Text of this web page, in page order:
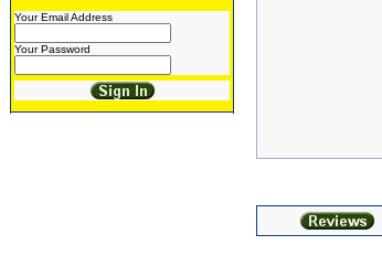
Your Email Address
Your Password